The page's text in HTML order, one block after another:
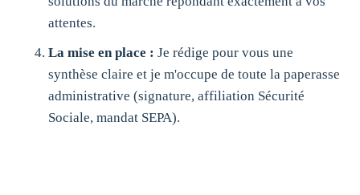
attentes.
La mise en place : Je rédige pour vous une
synthèse claire et je m'occupe de toute la paperasse
administrative (signature, affiliation Sécurité
Sociale, mandat SEPA).